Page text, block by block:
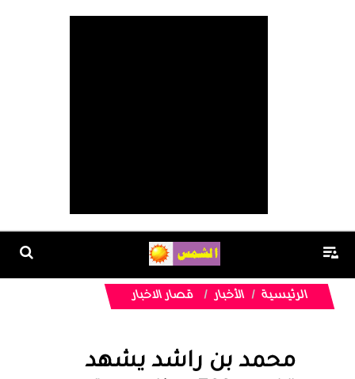
الرئيسية الأخبار قصار الاخبار
محمد بن راشد يشهد